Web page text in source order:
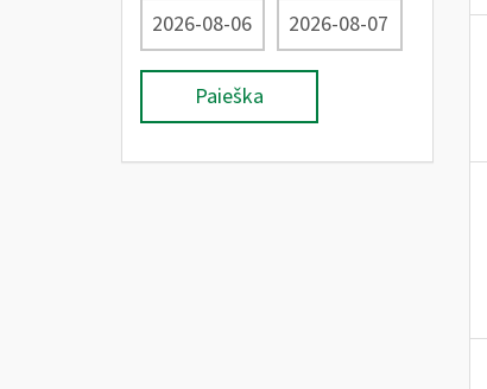
Paieška